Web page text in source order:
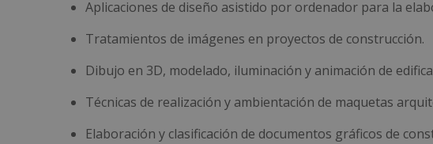
Aplicaciones de diseño asistido por ordenador para la
Tratamientos de imágenes en proyectos de construcción.
Dibujo en 3D, modelado, iluminación y animación de
Técnicas de realización y ambientación de maquetas
Elaboración y clasificación de documentos gráficos de